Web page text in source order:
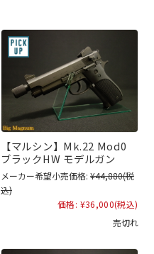
【マルシン】Mk.22 Mod0
ブラックHW モデルガン
メーカー希望小売価格: ¥44,880(税
込)
価格: ¥36,000(税込)
売切れ